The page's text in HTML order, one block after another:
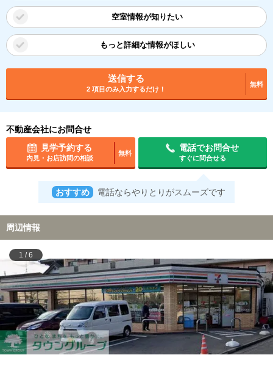
空室情報が知りたい
もっと詳細な情報がほしい
送信する
2 項目のみ入力するだけ！
無料
不動産会社にお問合せ
見学予約する
内見・お店訪問の相談
無料
電話でお問合せ
すぐに問合せる
おすすめ 電話ならやりとりがスムーズです
周辺情報
1 /6